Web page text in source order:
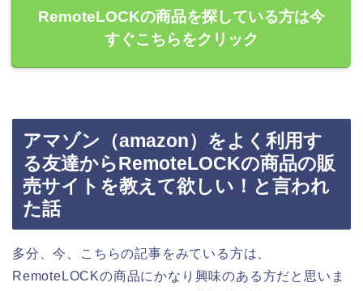
RemoteLOCKの商品を探している方は今
すぐこちらをクリック
アマゾン（amazon）をよく利用す
る友達からRemoteLOCKの商品の販
売サイトを教えて欲しい！と言われ
た話
多分、今、こちらの記事をみている方は、
RemoteLOCKの商品にかなり興味のある方だと思いま